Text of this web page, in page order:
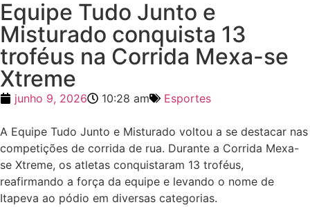
Equipe Tudo Junto e
Misturado conquista 13
troféus na Corrida Mexa-se
Xtreme
junho 9, 2026 10:28 am Esportes
A Equipe Tudo Junto e Misturado voltou a se destacar nas
competições de corrida de rua. Durante a Corrida Mexa-
se Xtreme, os atletas conquistaram 13 troféus,
reafirmando a força da equipe e levando o nome de
Itapeva ao pódio em diversas categorias.